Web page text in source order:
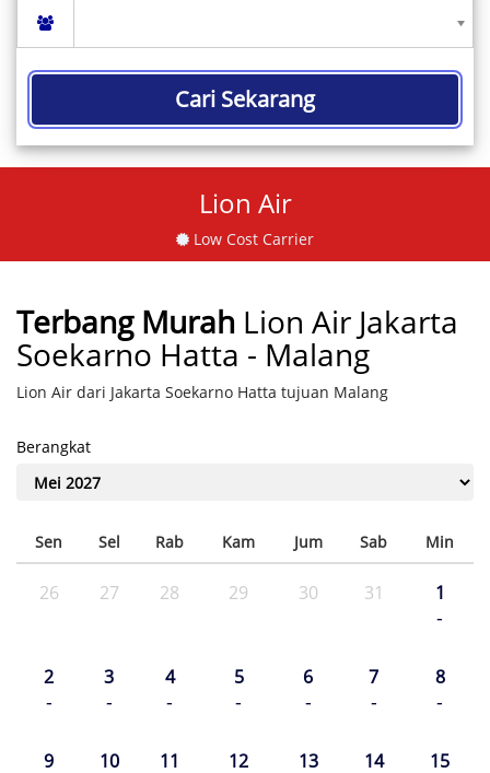
Cari Sekarang
Lion Air
Low Cost Carrier
Terbang Murah Lion Air Jakarta
Soekarno Hatta - Malang
Lion Air dari Jakarta Soekarno Hatta tujuan Malang
Berangkat
Sen Sel Rab Kam Jum Sab Min
26 27 28 29 30 31 1
-
2
-
3
-
4
-
5
-
6
-
7
-
8
-
9 10 11 12 13 14 15